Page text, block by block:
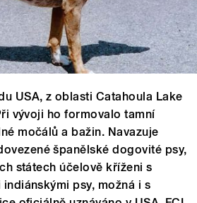
USA, z oblasti Catahoula Lake
vývoji ho formovalo tamní
močálů a bažin. Navazuje
španělské dogovité psy,
státech účelově kříženi s
psy, možná i s